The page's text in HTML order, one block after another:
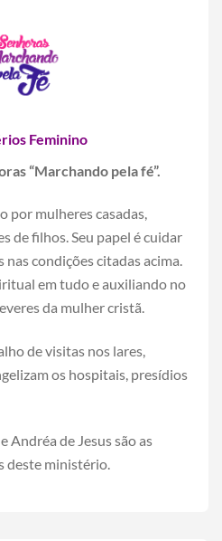
Feminino
“Marchando pela fé”.
por mulheres casadas,
de filhos. Seu papel é cuidar
condições citadas acima.
em tudo e auxiliando no
da mulher cristã.
de visitas nos lares,
os hospitais, presídios
Andréa de Jesus são as
deste ministério.